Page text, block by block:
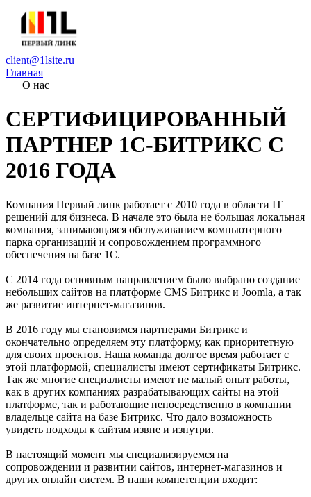
client@1lsite.ru
Главная
О нас
СЕРТИФИЦИРОВАННЫЙ
ПАРТНЕР 1С-БИТРИКС С
2016 ГОДА
Компания Первый линк работает с 2010 года в области IT
решений для бизнеса. В начале это была не большая локальная
компания, занимающаяся обслуживанием компьютерного
парка организаций и сопровождением программного
обеспечения на базе 1С.
С 2014 года основным направлением было выбрано создание
небольших сайтов на платформе CMS Битрикс и Joomla, а так
же развитие интернет-магазинов.
В 2016 году мы становимся партнерами Битрикс и
окончательно определяем эту платформу, как приоритетную
для своих проектов. Наша команда долгое время работает с
этой платформой, специалисты имеют сертификаты Битрикс.
Так же многие специалисты имеют не малый опыт работы,
как в других компаниях разрабатывающих сайты на этой
платформе, так и работающие непосредственно в компании
владельце сайта на базе Битрикс. Что дало возможность
увидеть подходы к сайтам извне и изнутри.
В настоящий момент мы специализируемся на
сопровождении и развитии сайтов, интернет-магазинов и
других онлайн систем. В наши компетенции входит: